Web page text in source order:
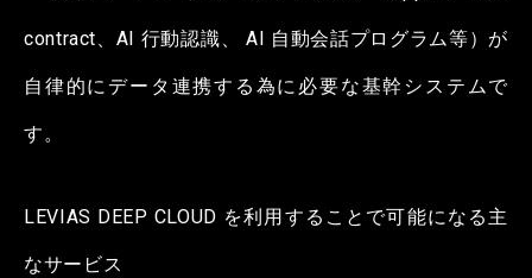
contract、AI 行動認識、 AI 自動会話プログラム等）が
自律的にデータ連携する為に必要な基幹システムで
す。
LEVIAS DEEP CLOUD を利用することで可能になる主
なサービス